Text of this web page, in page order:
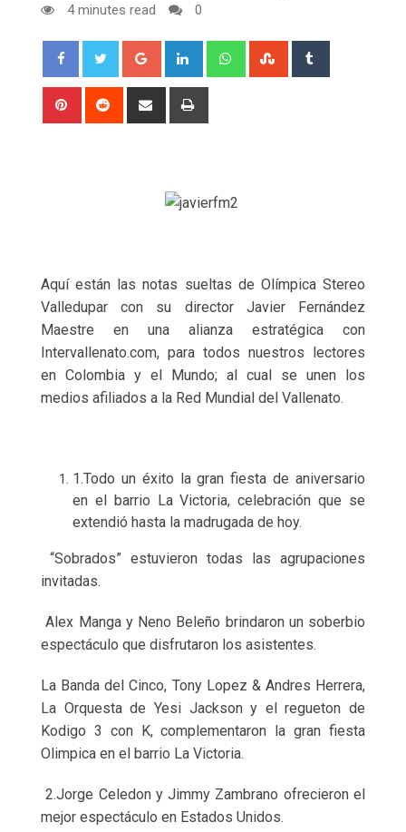
4 minutes read
0
Google+ LinkedIn WhatsappStumbleUpon
Pinterest Reddit
Share
Aquí están las notas sueltas de Olímpica Stereo
Valledupar con su director Javier Fernández
Maestre en una alianza estratégica con
Intervallenato.com, para todos nuestros lectores
en Colombia y el Mundo; al cual se unen los
medios afiliados a la Red Mundial del Vallenato.
1.Todo un éxito la gran fiesta de aniversario
en el barrio La Victoria, celebración que se
extendió hasta la madrugada de hoy.
“Sobrados” estuvieron todas las agrupaciones
invitadas.
Alex Manga y Neno Beleño brindaron un soberbio
espectáculo que disfrutaron los asistentes.
La Banda del Cinco, Tony Lopez & Andres Herrera,
La Orquesta de Yesi Jackson y el regueton de
Kodigo 3 con K, complementaron la gran fiesta
Olimpica en el barrio La Victoria.
2.Jorge Celedon y Jimmy Zambrano ofrecieron el
mejor espectáculo en Estados Unidos.